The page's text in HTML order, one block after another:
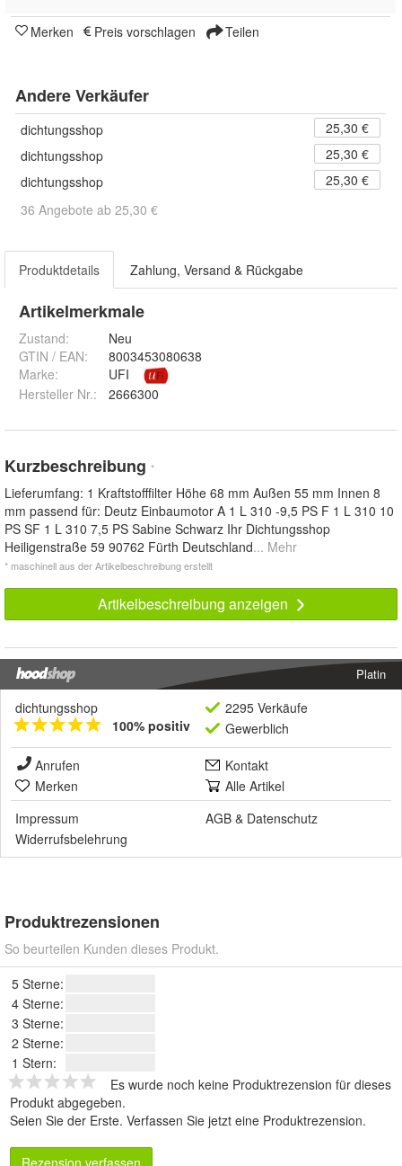
Merken Preis vorschlagen Teilen
Andere Verkäufer
dichtungsshop
25,30 €
dichtungsshop
25,30 €
dichtungsshop
25,30 €
36 Angebote ab 25,30 €
Produktdetails Zahlung, Versand & Rückgabe
Artikelmerkmale
Zustand:
Neu
GTIN / EAN:
8003453080638
Marke:
UFI
Hersteller Nr.:
2666300
Kurzbeschreibung *
Lieferumfang: 1 Kraftstofffilter Höhe 68 mm Außen 55 mm Innen 8
mm passend für: Deutz Einbaumotor A 1 L 310 -9,5 PS F 1 L 310 10
PS SF 1 L 310 7,5 PS Sabine Schwarz Ihr Dichtungsshop
Heiligenstraße 59 90762 Fürth Deutschland... Mehr
* maschinell aus der Artikelbeschreibung erstellt
Artikelbeschreibung anzeigen
Platin
dichtungsshop
100% positiv
2295 Verkäufe
Gewerblich
Anrufen
Kontakt
Merken
Alle Artikel
Impressum
AGB & Datenschutz
Widerrufsbelehrung
Produktrezensionen
So beurteilen Kunden dieses Produkt.
5 Sterne:
4 Sterne:
3 Sterne:
2 Sterne:
1 Stern:
Es wurde noch keine Produktrezension für dieses
Produkt abgegeben.
Seien Sie der Erste. Verfassen Sie jetzt eine Produktrezension.
Rezension verfassen